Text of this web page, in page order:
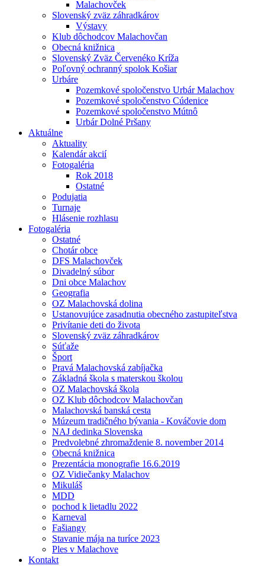
Malachovček
Slovenský zväz záhradkárov
Výstavy
Klub dôchodcov Malachovčan
Obecná knižnica
Slovenský Zväz Červenéko Kríža
Poľovný ochranný spolok Košiar
Urbáre
Pozemkové spoločenstvo Urbár Malachov
Pozemkové spoločenstvo Cúdenice
Pozemkové spoločenstvo Mútnô
Urbár Dolné Pršany
Aktuálne
Aktuality
Kalendár akcií
Fotogaléria
Rok 2018
Ostatné
Podujatia
Turnaje
Hlásenie rozhlasu
Fotogaléria
Ostatné
Chotár obce
DFS Malachovček
Divadelný súbor
Dni obce Malachov
Geografia
OZ Malachovská dolina
Ustanovujúce zasadnutia obecného zastupiteľstva
Privítanie deti do života
Slovenský zväz záhradkárov
Súťaže
Šport
Pravá Malachovská zabíjačka
Základná škola s materskou školou
OZ Malachovská škola
OZ Klub dôchodcov Malachovčan
Malachovská banská cesta
Múzeum tradičného bývania - Kováčovie dom
NAJ dedinka Slovenska
Predvolebné zhromaždenie 8. november 2014
Obecná knižnica
Prezentácia monografie 16.6.2019
OZ Vidiečanky Malachov
Mikuláš
MDD
pochod k lietadlu 2022
Karneval
Fašiangy
Stavanie mája na turíce 2023
Ples v Malachove
Kontakt